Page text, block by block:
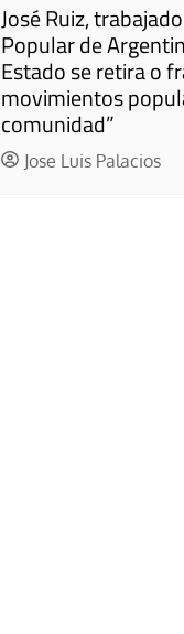
José Ruiz,
Popular de
Estado se retira o
movimientos
comunidad”
Jose Luis Palacios